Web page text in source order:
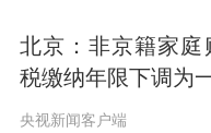
券、长城证券
广证恒生证券
北京：非京籍家庭
税缴纳年限下调为
央视新闻客户端